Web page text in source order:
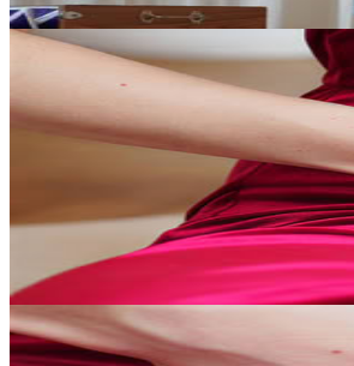
Rossatz, Austria
Workshop del fine settimana
Un fine settimana immersivo e pratico per
12 settembre 2026